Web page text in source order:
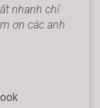
nhanh chỉ
ơn các anh